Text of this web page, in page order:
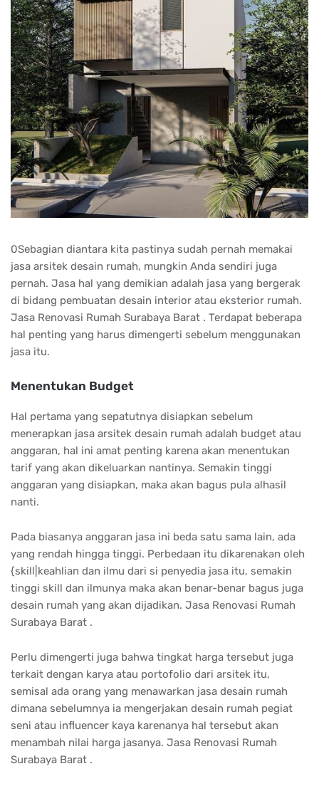
0Sebagian diantara kita pastinya sudah pernah memakai
jasa arsitek desain rumah, mungkin Anda sendiri juga
pernah. Jasa hal yang demikian adalah jasa yang bergerak
di bidang pembuatan desain interior atau eksterior rumah.
Jasa Renovasi Rumah Surabaya Barat . Terdapat beberapa
hal penting yang harus dimengerti sebelum menggunakan
jasa itu.
Menentukan Budget
Hal pertama yang sepatutnya disiapkan sebelum
menerapkan jasa arsitek desain rumah adalah budget atau
anggaran, hal ini amat penting karena akan menentukan
tarif yang akan dikeluarkan nantinya. Semakin tinggi
anggaran yang disiapkan, maka akan bagus pula alhasil
nanti.
Pada biasanya anggaran jasa ini beda satu sama lain, ada
yang rendah hingga tinggi. Perbedaan itu dikarenakan oleh
{skill|keahlian dan ilmu dari si penyedia jasa itu, semakin
tinggi skill dan ilmunya maka akan benar-benar bagus juga
desain rumah yang akan dijadikan. Jasa Renovasi Rumah
Surabaya Barat .
Perlu dimengerti juga bahwa tingkat harga tersebut juga
terkait dengan karya atau portofolio dari arsitek itu,
semisal ada orang yang menawarkan jasa desain rumah
dimana sebelumnya ia mengerjakan desain rumah pegiat
seni atau influencer kaya karenanya hal tersebut akan
menambah nilai harga jasanya. Jasa Renovasi Rumah
Surabaya Barat .